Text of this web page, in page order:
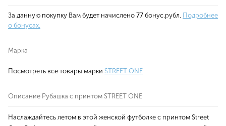
За данную покупку Вам будет начислено 77 бонус.рубл. Подробнее
о бонусах.
Марка
Посмотреть все товары марки STREET ONE
Описание Рубашка с принтом STREET ONE
Наслаждайтесь летом в этой женской футболке с принтом Street